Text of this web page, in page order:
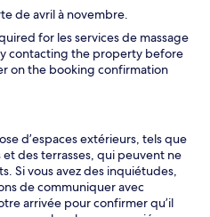
de avril à novembre.
for les services de massage
contacting the property before
on the booking confirmation
d’espaces extérieurs, tels que
des terrasses, qui peuvent ne
Si vous avez des inquiétudes,
de communiquer avec
arrivée pour confirmer qu’il